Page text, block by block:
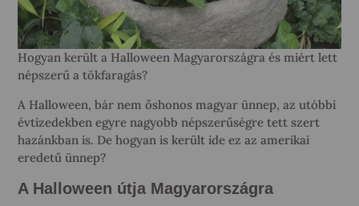
Hogyan került a Halloween Magyarországra és miért lett
népszerű a tökfaragás?
A Halloween, bár nem őshonos magyar ünnep, az utóbbi
évtizedekben egyre nagyobb népszerűségre tett szert
hazánkban is. De hogyan is került ide ez az amerikai
eredetű ünnep?
A Halloween útja Magyarországra